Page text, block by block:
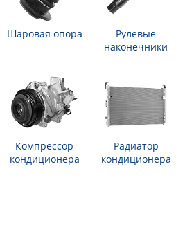
Шаровая опора
Рулевые
наконечники
Компрессор
кондиционера
Радиатор
кондиционера